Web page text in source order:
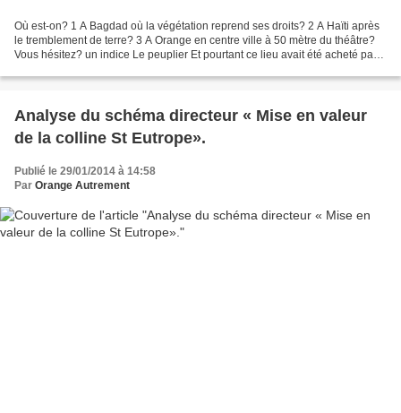
Où est-on? 1 A Bagdad où la végétation reprend ses droits? 2 A Haïti après
le tremblement de terre? 3 A Orange en centre ville à 50 mètre du théâtre?
Vous hésitez? un indice Le peuplier Et pourtant ce lieu avait été acheté par
Analyse du schéma directeur « Mise en valeur
de la colline St Eutrope».
Publié le 29/01/2014 à 14:58
Par Orange Autrement